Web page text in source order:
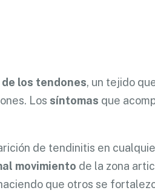
los tendones, un tejido
Los síntomas que
de tendinitis en
movimiento de la zona
que otros se